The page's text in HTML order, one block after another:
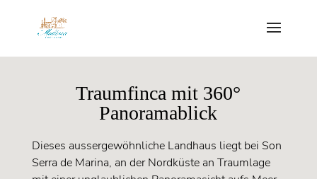
Traumfinca mit 360°
Panoramablick
Dieses aussergewöhnliche Landhaus liegt bei Son
Serra de Marina, an der Nordküste an Traumlage